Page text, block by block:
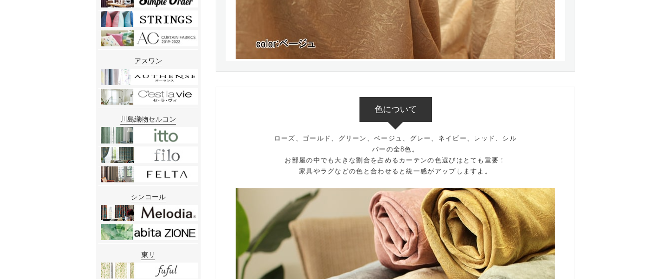
色について
ローズ、ゴールド、グリーン、ベージュ、グレー、ネイビー、レッド、シル
バーの全8色。
お部屋の中でも大きな割合を占めるカーテンの色選びはとても重要！
家具やラグなどの色と合わせると統一感がアップしますよ。
アスワン
川島織物セルコン
シンコール
東リ